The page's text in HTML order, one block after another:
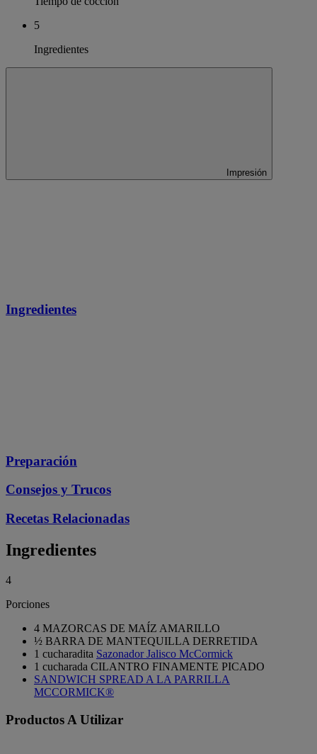
5
Ingredientes
Impresión
Ingredientes
Preparación
Consejos y Trucos
Recetas Relacionadas
Ingredientes
4
Porciones
4 MAZORCAS DE MAÍZ AMARILLO
½ BARRA DE MANTEQUILLA DERRETIDA
1 cucharadita Sazonador Jalisco McCormick
1 cucharada CILANTRO FINAMENTE PICADO
SANDWICH SPREAD A LA PARRILLA
MCCORMICK®
Productos A Utilizar